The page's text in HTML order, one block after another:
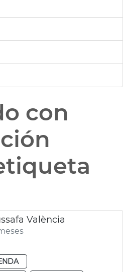
con
València